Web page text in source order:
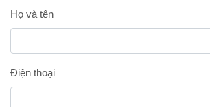
Họ và tên
Điện thoại